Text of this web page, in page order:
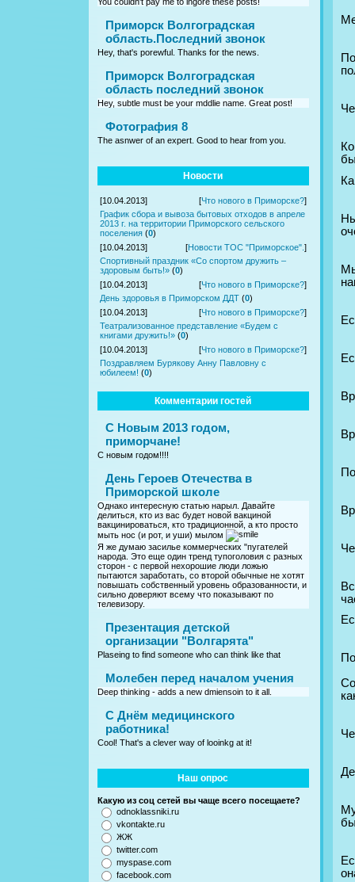
Приморск Волгоградская
область.Последний звонок
Hey, that's porewful. Thanks for the news.
Приморск Волгоградская
область последний звонок
Hey, subtle must be your mddlie name. Great post!
Фотография 8
The asnwer of an expert. Good to hear from you.
Новости
[10.04.2013] [Что нового в Приморске?]
График сбора и вывоза бытовых отходов в апреле
2013 г. на территории Приморского сельского
поселения (0)
[10.04.2013]
[Новости ТОС "Приморское". ]
Спортивный праздник «Со спортом дружить –
здоровым быть!» (0)
[10.04.2013]
[Что нового в Приморске?]
День здоровья в Приморском ДДТ (0)
[10.04.2013]
[Что нового в Приморске?]
Театрализованное представление «Будем с
книгами дружить!» (0)
[10.04.2013]
[Что нового в Приморске?]
Поздравляем Бурякову Анну Павловну с
юбилеем! (0)
Комментарии гостей
С Новым 2013 годом,
приморчане!
С новым годом!!!!
День Героев Отечества в
Приморской школе
Однако интересную статью нарыл. Давайте
делиться, кто из вас будет новой вакциной
вакцинироваться, кто традиционной, а кто просто
мыть нос (и рот, и уши) мылом
Я же думаю засилье коммерческих "пугателей
народа. Это еще один тренд тупоголовия с разных
сторон - с первой нехорошие люди ложью
пытаются заработать, со второй обычные не хотят
повышать собственный уровень образованности, и
сильно доверяют всему что показывают по
телевизору.
Презентация детской
организации "Волгарята"
Plaseing to find someone who can think like that
Молебен перед началом учения
Deep thinking - adds a new dmiensoin to it all.
C Днём медицинского
работника!
Cool! That's a clever way of looinkg at it!
Наш опрос
Какую из соц сетей вы чаще всего посещаете?
odnoklassniki.ru
vkontakte.ru
ЖЖ
twitter.com
myspase.com
facebook.com